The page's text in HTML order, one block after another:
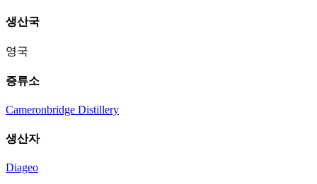
생산국
영국
증류소
Cameronbridge Distillery
생산자
Diageo